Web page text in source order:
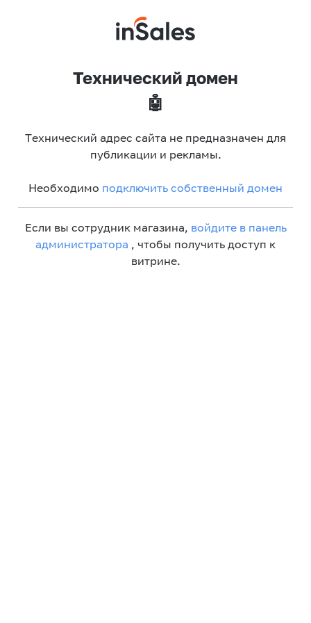
Технический домен
🤖
Технический адрес сайта не предназначен для
публикации и рекламы.
Необходимо подключить собственный домен
Если вы сотрудник магазина, войдите в панель
администратора , чтобы получить доступ к
витрине.